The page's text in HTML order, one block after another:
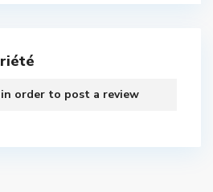
in order to post a review